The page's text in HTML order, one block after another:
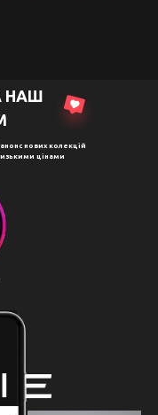
НАШ
нових колекцій
цінами